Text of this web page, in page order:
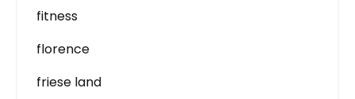
fitness
florence
friese land